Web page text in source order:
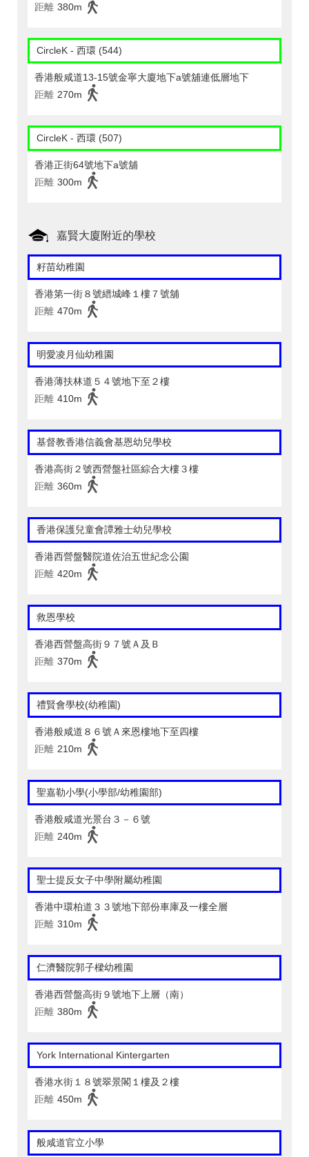
距離 380m
CircleK - 西環 (544)
香港般咸道13-15號金寧大廈地下a號舖連低層地下
距離 270m
CircleK - 西環 (507)
香港正街64號地下a號舖
距離 300m
嘉賢大廈附近的學校
籽苗幼稚園
香港第一街８號縉城峰１樓７號舖
距離 470m
明愛凌月仙幼稚園
香港薄扶林道５４號地下至２樓
距離 410m
基督教香港信義會基恩幼兒學校
香港高街２號西營盤社區綜合大樓３樓
距離 360m
香港保護兒童會譚雅士幼兒學校
香港西營盤醫院道佐治五世紀念公園
距離 420m
救恩學校
香港西營盤高街９７號Ａ及Ｂ
距離 370m
禮賢會學校(幼稚園)
香港般咸道８６號Ａ來恩樓地下至四樓
距離 210m
聖嘉勒小學(小學部/幼稚園部)
香港般咸道光景台３－６號
距離 240m
聖士提反女子中學附屬幼稚園
香港中環柏道３３號地下部份車庫及一樓全層
距離 310m
仁濟醫院郭子樑幼稚園
香港西營盤高街９號地下上層（南）
距離 380m
York International Kintergarten
香港水街１８號翠景閣１樓及２樓
距離 450m
般咸道官立小學